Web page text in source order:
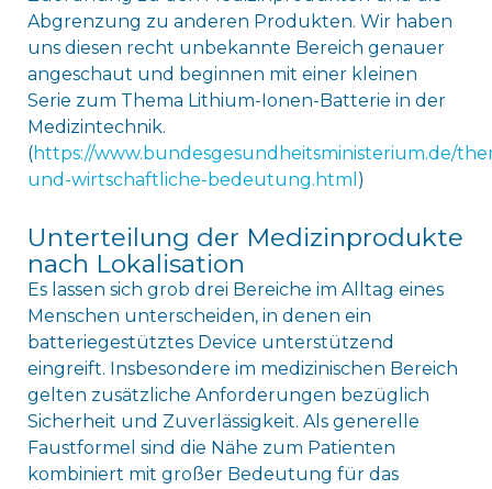
Abgrenzung zu anderen Produkten. Wir haben
uns diesen recht unbekannte Bereich genauer
angeschaut und beginnen mit einer kleinen
Serie zum Thema Lithium-Ionen-Batterie in der
Medizintechnik.
(https://www.bundesgesundheitsministerium.de/
und-wirtschaftliche-bedeutung.html )
Unterteilung der Medizinprodukte
nach Lokalisation
Es lassen sich grob drei Bereiche im Alltag eines
Menschen unterscheiden, in denen ein
batteriegestütztes Device unterstützend
eingreift. Insbesondere im medizinischen Bereich
gelten zusätzliche Anforderungen bezüglich
Sicherheit und Zuverlässigkeit. Als generelle
Faustformel sind die Nähe zum Patienten
kombiniert mit großer Bedeutung für das